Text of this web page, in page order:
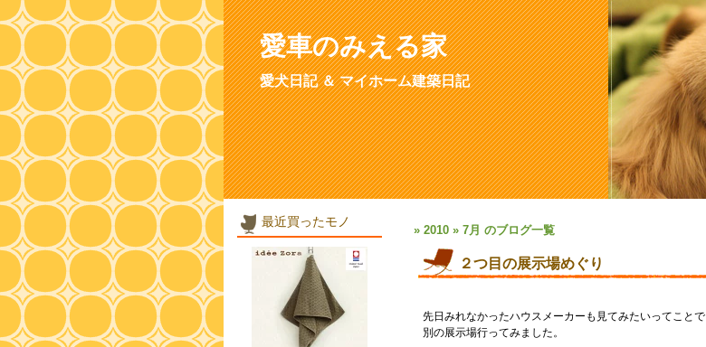
愛車のみえる家
愛犬日記 ＆ マイホーム建築日記
» 2010 » 7月 のブログ一覧
２つ目の展示場めぐり
先日みれなかったハウスメーカーも見てみたいってことで
別の展示場行ってみました。
最近買ったモノ